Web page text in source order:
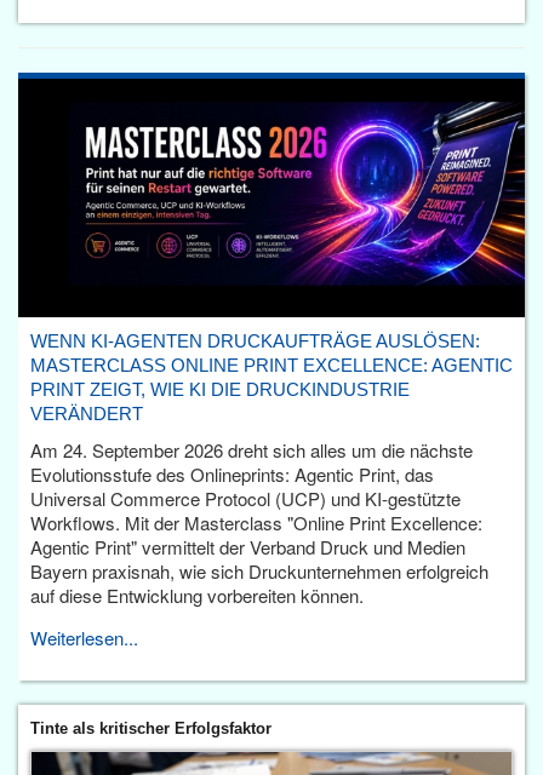
WENN KI-AGENTEN DRUCKAUFTRÄGE AUSLÖSEN:
MASTERCLASS ONLINE PRINT EXCELLENCE: AGENTIC
PRINT ZEIGT, WIE KI DIE DRUCKINDUSTRIE
VERÄNDERT
Am 24. September 2026 dreht sich alles um die nächste
Evolutionsstufe des Onlineprints: Agentic Print, das
Universal Commerce Protocol (UCP) und KI-gestützte
Workflows. Mit der Masterclass "Online Print Excellence:
Agentic Print" vermittelt der Verband Druck und Medien
Bayern praxisnah, wie sich Druckunternehmen erfolgreich
auf diese Entwicklung vorbereiten können.
Weiterlesen...
Tinte als kritischer Erfolgsfaktor